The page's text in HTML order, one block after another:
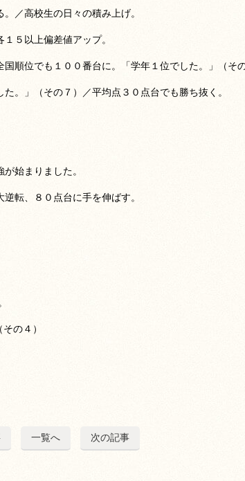
／高校生の日々の積み上げ。
５以上偏差値アップ。
順位でも１００番台に。「学年１位でした。」（その
。」（その７）／平均点３０点台でも勝ち抜く。
始まりました。
転、８０点台に手を伸ばす。
の４）
一覧へ 次の記事